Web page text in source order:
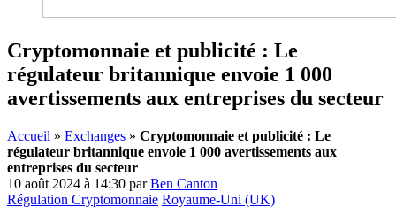
Cryptomonnaie et publicité : Le
régulateur britannique envoie 1 000
avertissements aux entreprises du secteur
Accueil » Exchanges » Cryptomonnaie et publicité : Le
régulateur britannique envoie 1 000 avertissements aux
entreprises du secteur
10 août 2024 à 14:30 parBen Canton
Régulation Cryptomonnaie Royaume-Uni (UK)